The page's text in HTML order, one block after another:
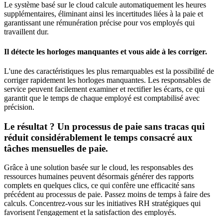
Le système basé sur le cloud calcule automatiquement les heures
supplémentaires, éliminant ainsi les incertitudes liées à la paie et
garantissant une rémunération précise pour vos employés qui
travaillent dur.
Il détecte les horloges manquantes et vous aide à les corriger.
L'une des caractéristiques les plus remarquables est la possibilité de
corriger rapidement les horloges manquantes. Les responsables de
service peuvent facilement examiner et rectifier les écarts, ce qui
garantit que le temps de chaque employé est comptabilisé avec
précision.
Le résultat ? Un processus de paie sans tracas qui
réduit considérablement le temps consacré aux
tâches mensuelles de paie.
Grâce à une solution basée sur le cloud, les responsables des
ressources humaines peuvent désormais générer des rapports
complets en quelques clics, ce qui confère une efficacité sans
précédent au processus de paie. Passez moins de temps à faire des
calculs. Concentrez-vous sur les initiatives RH stratégiques qui
favorisent l'engagement et la satisfaction des employés.